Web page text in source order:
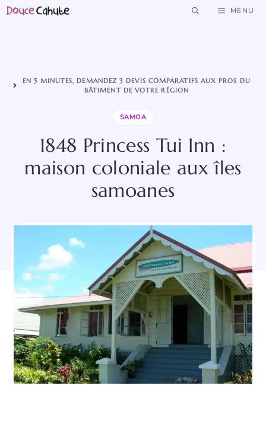
Aller
MENU
EN 5 MINUTES, DEMANDEZ 3 DEVIS COMPARATIFS AUX PROS DU
BÂTIMENT DE VOTRE RÉGION
SAMOA
1848 Princess Tui Inn :
maison coloniale aux îles
samoanes